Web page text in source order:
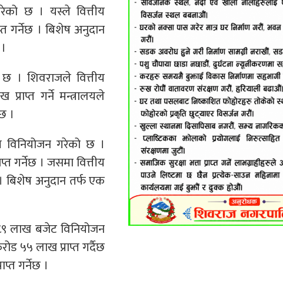
छ । यस्ले वित्तीय
गर्नेछ । बिशेष अनुदान
। शिवराजले वित्तीय
गर्ने मन्त्रालयले
।
विनियोजन गरेको छ ।
गर्नेछ । जसमा वित्तीय
बिशेष अनुदान तर्फ एक
लाख बजेट विनियोजन
५५ लाख प्राप्त गर्दैछ
गर्नेछ ।